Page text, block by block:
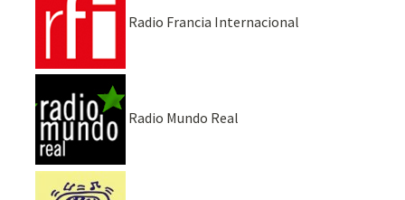
Radio Francia Internacional
Radio Mundo Real